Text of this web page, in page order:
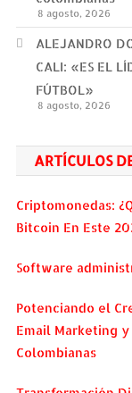
8 agosto, 2026
ALEJANDRO
CALI: «ES EL
FÚTBOL»
8 agosto, 2026
ARTÍCULOS
Criptomonedas:
Bitcoin En Este
Software
Potenciando el
Email Marketing y
Colombianas